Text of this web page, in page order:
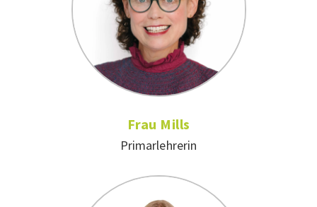
Frau Mills
Primarlehrerin